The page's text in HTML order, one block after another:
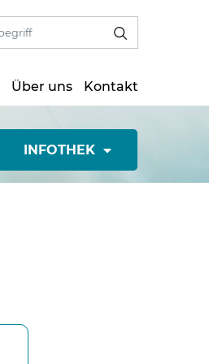
Über uns Kontakt
INFOTHEK